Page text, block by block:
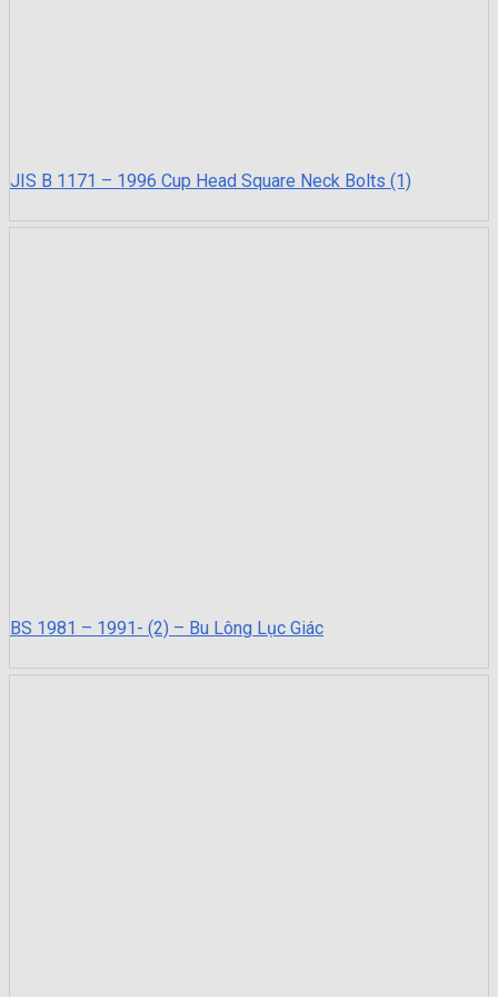
JIS B 1171 – 1996 Cup Head Square Neck Bolts (1)
BS 1981 – 1991- (2) – Bu Lông Lục Giác